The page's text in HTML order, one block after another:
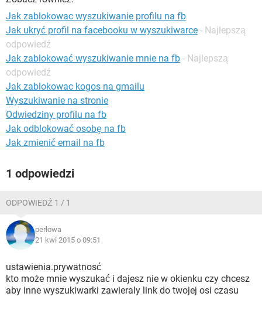
WINDOWS 10
Jak zablokowac wyszukiwanie profilu na fb
Jak ukryć profil na facebooku w wyszukiwarce - Najlepszą
odpowiedź
Jak zablokować wyszukiwanie mnie na fb - Najlepszą
odpowiedź
Jak zablokowac kogos na gmailu
Wyszukiwanie na stronie
Odwiedziny profilu na fb
Jak odblokować osobę na fb
Jak zmienić email na fb
1 odpowiedzi
ODPOWIEDŹ 1 / 1
perłowa
21 kwi 2015 o 09:51
ustawienia.prywatnosć
kto może mnie wyszukać i dajesz nie w okienku czy chcesz
aby inne wyszukiwarki zawieraly link do twojej osi czasu